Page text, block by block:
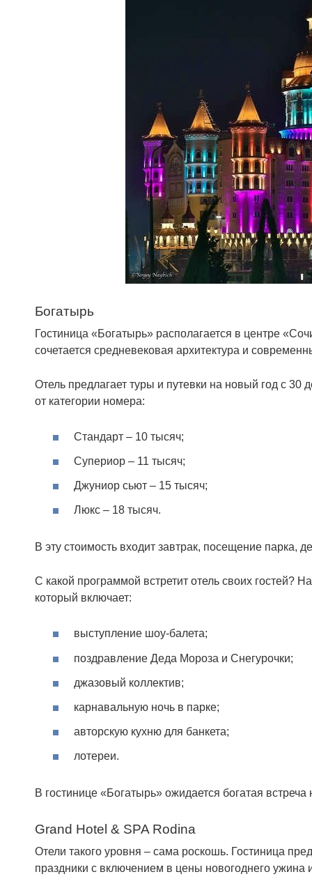
Богатырь
Гостиница «Богатырь» располагается в центре
сочетается средневековая архитектура и
Отель предлагает туры и путевки на новый год с
от категории номера:
Стандарт – 10 тысяч;
Супериор – 11 тысяч;
Джуниор сьют – 15 тысяч;
Люкс – 18 тысяч.
В эту стоимость входит завтрак, посещение парка,
С какой программой встретит отель своих гостей?
который включает:
выступление шоу-балета;
поздравление Деда Мороза и Снегурочки;
джазовый коллектив;
карнавальную ночь в парке;
авторскую кухню для банкета;
лотереи.
В гостинице «Богатырь» ожидается богатая встреча
Grand Hotel & SPA Rodina
Отели такого уровня – сама роскошь. Гостиница
праздники с включением в цены новогоднего ужина